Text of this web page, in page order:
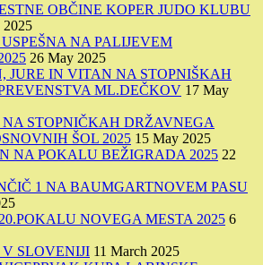
OBČINE KOPER JUDO KLUBU
2025
NA PALIJEVEM
26 May 2025
JURE IN VITAN NA STOPNIŠKAH
ML.DEČKOV 17 May
STOPNIČKAH DRŽAVNEGA
ŠOL 2025 15 May 2025
NA POKALU BEŽIGRADA 2025 22
1 NA BAUMGARTNOVEM PASU
NOVEGA MESTA 2025 6
SLOVENIJI 11 March 2025